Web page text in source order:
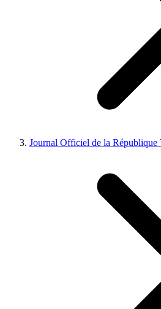
Journal Officiel de la République